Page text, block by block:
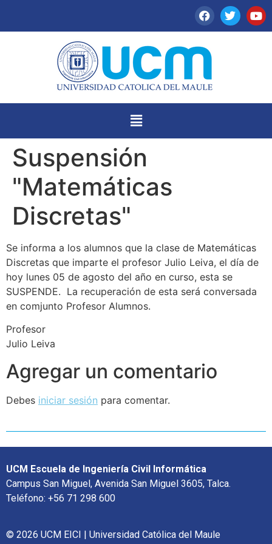
Suspensión
"Matemáticas
Discretas"
Se informa a los alumnos que la clase de Matemáticas
Discretas que imparte el profesor Julio Leiva, el día de
hoy lunes 05 de agosto del año en curso, esta se
SUSPENDE. La recuperación de esta será conversada
en comjunto Profesor Alumnos.
Profesor
Julio Leiva
Agregar un comentario
Debes iniciar sesión para comentar.
UCM Escuela de Ingeniería Civil Informática
Campus San Miguel, Avenida San Miguel 3605, Talca.
Teléfono: +56 71 298 600
© 2026 UCM EICI | Universidad Católica del Maule